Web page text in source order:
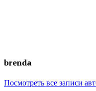
brenda
Посмотреть все записи